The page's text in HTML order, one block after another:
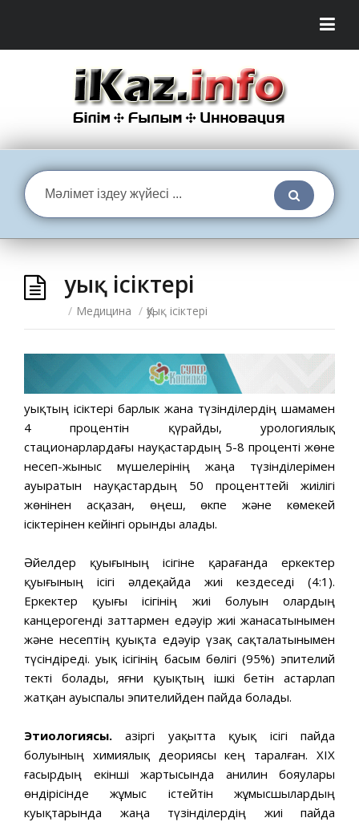
Қуық ісіктері
/ Медицина / Қуық ісіктері
Қуықтың ісіктері барлык жана түзінділердің шамамен
4 процентін қүрайды, урологиялық
стационарлардағы науқастардың 5-8 проценті жөне
несеп-жыныс мүшелерінің жаңа түзінділерімен
ауыратын науқастардың 50 проценттейі жиілігі
жөнінен асқазан, өңеш, өкпе және көмекей
ісіктерінен кейінгі орынды алады.
Әйелдер қуығының ісігіне қарағанда еркектер
қуығының ісігі әлдеқайда жиі кездеседі (4:1).
Еркектер қуығы ісігінің жиі болуын олардың
канцерогенді заттармен едәуір жиі жанасатынымен
және несептің қуықта едәуір үзақ сақталатынымен
түсіндіреді. Қуық ісігінің басым бөлігі (95%) эпителий
текті болады, яғни қуықтың ішкі бетін астарлап
жатқан ауыспалы эпителийден пайда болады.
Этиологиясы. Қазіргі уақытта қуық ісігі пайда
болуының химиялық деориясы кең таралған. XIX
ғасырдың екінші жартысында анилин бояулары
өндірісінде жұмыс істейтін жұмысшылардың
куықтарында жаңа түзінділердің жиі пайда